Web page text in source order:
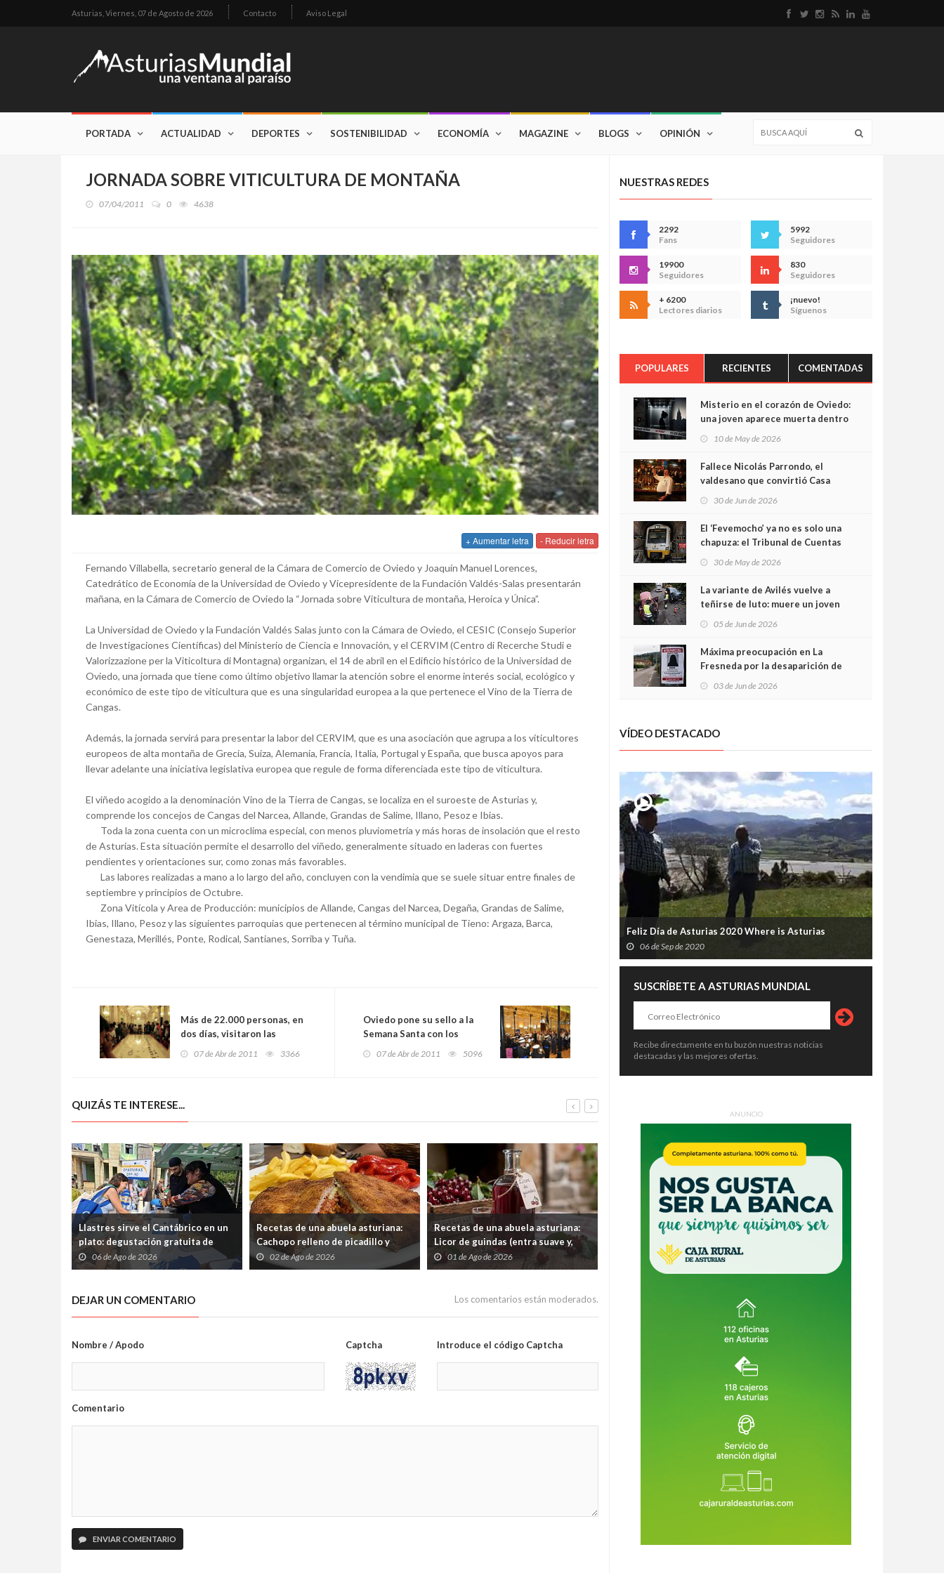
Asturias, Viernes, 07 de Agosto de 2026 Contacto Aviso Legal
PORTADA ACTUALIDAD DEPORTES SOSTENIBILIDAD ECONOMÍA MAGAZINE BLOGS OPINIÓN
JORNADA SOBRE VITICULTURA DE MONTAÑA
07/04/2011 0 4638
+ Aumentar letra - Reducir letra
Fernando Villabella, secretario general de la Cámara de Comercio de Oviedo y Joaquín Manuel Lorences,
Catedrático de Economía de la Universidad de Oviedo y Vicepresidente de la Fundación Valdés-Salas presentarán
mañana, en la Cámara de Comercio de Oviedo la “Jornada sobre Viticultura de montaña, Heroica y Única”.
La Universidad de Oviedo y la Fundación Valdés Salas junto con la Cámara de Oviedo, el CESIC (Consejo Superior
de Investigaciones Científicas) del Ministerio de Ciencia e Innovación, y el CERVIM (Centro di Recerche Studi e
Valorizzazione per la Viticoltura di Montagna) organizan, el 14 de abril en el Edificio histórico de la Universidad de
Oviedo, una jornada que tiene como último objetivo llamar la atención sobre el enorme interés social, ecológico y
económico de este tipo de viticultura que es una singularidad europea a la que pertenece el Vino de la Tierra de
Cangas.
Además, la jornada servirá para presentar la labor del CERVIM, que es una asociación que agrupa a los viticultores
europeos de alta montaña de Grecia, Suiza, Alemania, Francia, Italia, Portugal y España, que busca apoyos para
llevar adelante una iniciativa legislativa europea que regule de forma diferenciada este tipo de viticultura.
El viñedo acogido a la denominación Vino de la Tierra de Cangas, se localiza en el suroeste de Asturias y,
comprende los concejos de Cangas del Narcea, Allande, Grandas de Salime, Illano, Pesoz e Ibias.
Toda la zona cuenta con un microclima especial, con menos pluviometría y más horas de insolación que el resto
de Asturias. Esta situación permite el desarrollo del viñedo, generalmente situado en laderas con fuertes
pendientes y orientaciones sur, como zonas más favorables.
Las labores realizadas a mano a lo largo del año, concluyen con la vendimia que se suele situar entre finales de
septiembre y principios de Octubre.
Zona Vitícola y Area de Producción: municipios de Allande, Cangas del Narcea, Degaña, Grandas de Salime,
Ibias, Illano, Pesoz y las siguientes parroquias que pertenecen al término municipal de Tieno: Argaza, Barca,
Genestaza, Merillés, Ponte, Rodical, Santianes, Sorriba y Tuña.
Más de 22.000 personas, en
dos días, visitaron las
piezas recuperadas de
07 de Abr de 2011 3366
Oviedo pone su sello a la
Semana Santa con los
'Bocados del Cofrade'
07 de Abr de 2011 5096
QUIZÁS TE INTERESE...
Llastres sirve el Cantábrico en un
plato: degustación gratuita de
merluza a la sidra en el Mercáu
Marineru
06 de Ago de 2026
Recetas de una abuela asturiana:
Cachopo relleno de picadillo y
Cabrales (para comer y quedar en
silencio)
02 de Ago de 2026
Recetas de una abuela asturiana:
Licor de guindas (entra suave y,
cuando quieres darte cuenta, tas
contando secretos familiares de
01 de Ago de 2026
El queso más caro del mundo lanza
un grito de auxilio: Cabrales teme
por el futuro de su gran símbolo
gastronómico
30 de Jul de 2026
Recetas de una abuela asturiana:
consuelo que una manta de lana)
26 de Jul de 2026
DEJAR UN COMENTARIO Los comentarios están moderados.
Nombre / Apodo Captcha Introduce el código Captcha
Comentario
ENVIAR COMENTARIO
NUESTRAS REDES
2292
Fans
5992
Seguidores
19900
Seguidores
830
Seguidores
+ 6200
Lectores diarios
¡nuevo!
Síguenos
POPULARES RECIENTES COMENTADAS
Misterio en el corazón de Oviedo:
una joven aparece muerta dentro
cámaras captan sus últimos
minutos
10 de May de 2026
Fallece Nicolás Parrondo, el
valdesano que convirtió Casa
30 de Jun de 2026
El ‘Fevemocho’ ya no es solo una
chapuza: el Tribunal de Cuentas
sobrecoste de los trenes que no
cabían por los túneles
30 de May de 2026
La variante de Avilés vuelve a
teñirse de luto: muere un joven
05 de Jun de 2026
Máxima preocupación en La
Fresneda por la desaparición de
03 de Jun de 2026
VÍDEO DESTACADO
Feliz Día de Asturias 2020 Where is Asturias
06 de Sep de 2020
SUSCRÍBETE A ASTURIAS MUNDIAL
Recibe directamente en tu buzón nuestras noticias
destacadas y las mejores ofertas.
ANUNCIO